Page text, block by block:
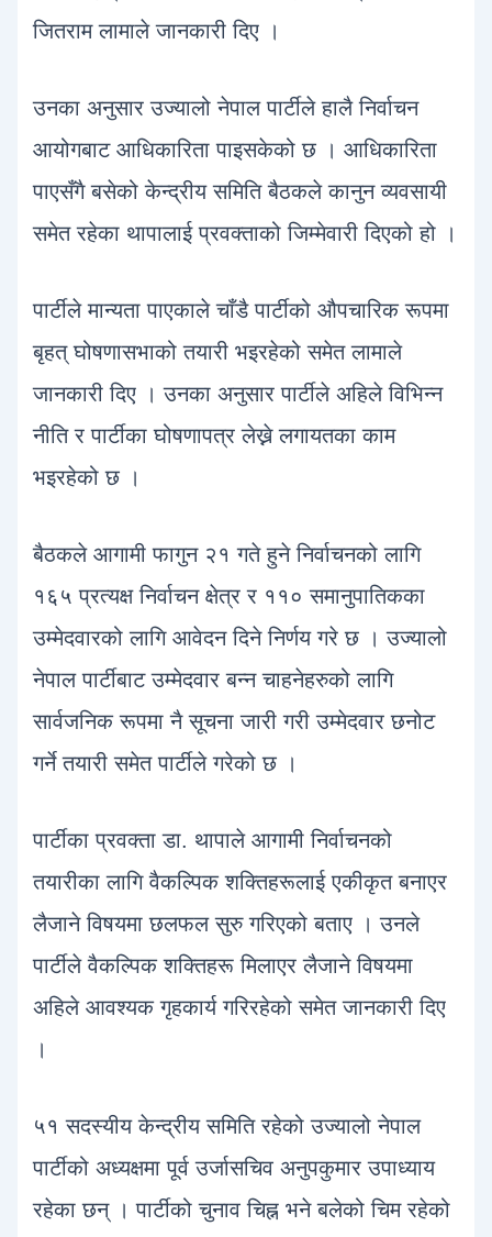
o
k
g
er
p
जितराम लामाले जानकारी दिए ।
उनका अनुसार उज्यालो नेपाल पार्टीले हालै निर्वाचन
आयोगबाट आधिकारिता पाइसकेको छ । आधिकारिता
पाएसँगै बसेको केन्द्रीय समिति बैठकले कानुन व्यवसायी
समेत रहेका थापालाई प्रवक्ताको जिम्मेवारी दिएको हो ।
पार्टीले मान्यता पाएकाले चाँडै पार्टीको औपचारिक रूपमा
बृहत् घोषणासभाको तयारी भइरहेको समेत लामाले
जानकारी दिए । उनका अनुसार पार्टीले अहिले विभिन्न
नीति र पार्टीका घोषणापत्र लेख्ने लगायतका काम
भइरहेको छ ।
बैठकले आगामी फागुन २१ गते हुने निर्वाचनको लागि
१६५ प्रत्यक्ष निर्वाचन क्षेत्र र ११० समानुपातिकका
उम्मेदवारको लागि आवेदन दिने निर्णय गरे छ । उज्यालो
नेपाल पार्टीबाट उम्मेदवार बन्न चाहनेहरुको लागि
सार्वजनिक रूपमा नै सूचना जारी गरी उम्मेदवार छनोट
गर्ने तयारी समेत पार्टीले गरेको छ ।
पार्टीका प्रवक्ता डा. थापाले आगामी निर्वाचनको
तयारीका लागि वैकल्पिक शक्तिहरूलाई एकीकृत बनाएर
लैजाने विषयमा छलफल सुरु गरिएको बताए । उनले
पार्टीले वैकल्पिक शक्तिहरू मिलाएर लैजाने विषयमा
अहिले आवश्यक गृहकार्य गरिरहेको समेत जानकारी दिए
।
५१ सदस्यीय केन्द्रीय समिति रहेको उज्यालो नेपाल
पार्टीको अध्यक्षमा पूर्व उर्जासचिव अनुपकुमार उपाध्याय
रहेका छन् । पार्टीको चुनाव चिह्न भने बलेको चिम रहेको